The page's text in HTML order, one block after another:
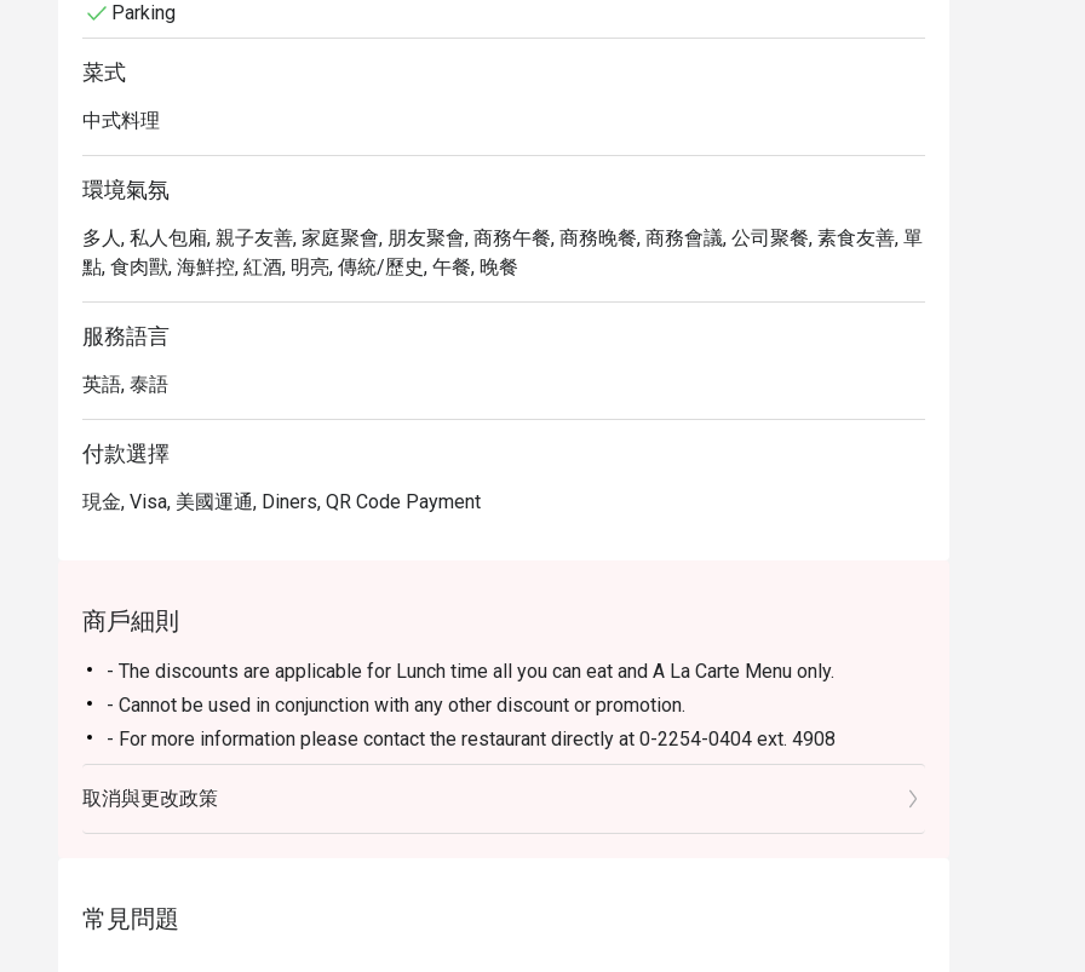
Parking
菜式
中式料理
環境氣氛
多人, 私人包廂, 親子友善, 家庭聚會, 朋友聚會, 商務午餐, 商務晚餐, 商務會議, 公司聚餐, 素食友善, 單
點, 食肉獸, 海鮮控, 紅酒, 明亮, 傳統/歷史, 午餐, 晚餐
服務語言
英語, 泰語
付款選擇
現金, Visa, 美國運通, Diners, QR Code Payment
商戶細則
- The discounts are applicable for Lunch time all you can eat and A La Carte Menu only.
- Cannot be used in conjunction with any other discount or promotion.
- For more information please contact the restaurant directly at 0-2254-0404 ext. 4908
- The management reserves the right to amend terms & conditions as necessary without prior
notice.
FAQs
A: The restaurant specializes in refined Cantonese and classic Chinese cuisine.
Q: What are the must-try menu highlights?
取消與更改政策
常見問題